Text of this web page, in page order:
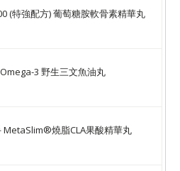
(特強配方) 葡萄糖胺軟骨素精華丸
3 野生三文魚油丸
MetaSlim®燒脂CLA果酸精華丸